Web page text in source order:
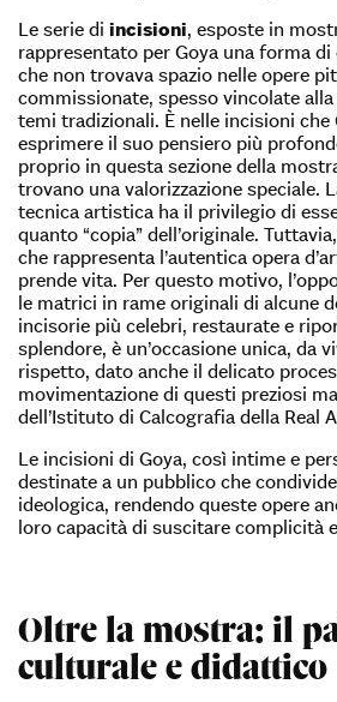
Le serie di incisioni, esposte in
rappresentato per Goya una forma di
che non trovava spazio nelle opere
commissionate, spesso vincolate
temi tradizionali. È nelle incisioni che
esprimere il suo pensiero più
proprio in questa sezione della
trovano una valorizzazione speciale.
tecnica artistica ha il privilegio di
quanto “copia” dell’originale.
che rappresenta l’autentica opera
prende vita. Per questo motivo,
le matrici in rame originali di alcune
incisorie più celebri, restaurate e
splendore, è un’occasione unica, da
rispetto, dato anche il delicato
movimentazione di questi preziosi
dell’Istituto di Calcografia della Real
Le incisioni di Goya, così intime e
destinate a un pubblico che
ideologica, rendendo queste opere
loro capacità di suscitare complicità
Oltre la mostra: il
culturale e didattico